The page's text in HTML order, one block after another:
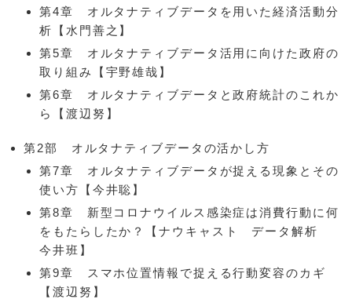
第4章 オルタナティブデータを用いた経済活動分
析【水門善之】
第5章 オルタナティブデータ活用に向けた政府の
取り組み【宇野雄哉】
第6章 オルタナティブデータと政府統計のこれか
ら【渡辺努】
第2部 オルタナティブデータの活かし方
第7章 オルタナティブデータが捉える現象とその
使い方【今井聡】
第8章 新型コロナウイルス感染症は消費行動に何
をもたらしたか？【ナウキャスト データ解析
今井班】
第9章 スマホ位置情報で捉える行動変容のカギ
【渡辺努】